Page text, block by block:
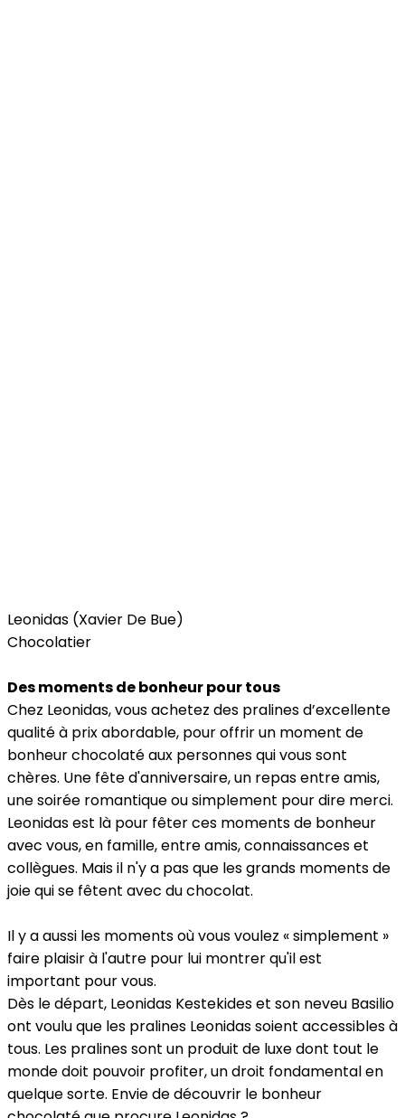
Leonidas (Xavier De Bue)
Chocolatier
Des moments de bonheur pour tous
Chez Leonidas, vous achetez des pralines d’excellente
qualité à prix abordable, pour offrir un moment de
bonheur chocolaté aux personnes qui vous sont
chères. Une fête d'anniversaire, un repas entre amis,
une soirée romantique ou simplement pour dire merci.
Leonidas est là pour fêter ces moments de bonheur
avec vous, en famille, entre amis, connaissances et
collègues. Mais il n'y a pas que les grands moments de
joie qui se fêtent avec du chocolat.
Il y a aussi les moments où vous voulez « simplement »
faire plaisir à l'autre pour lui montrer qu'il est
important pour vous.
Dès le départ, Leonidas Kestekides et son neveu Basilio
ont voulu que les pralines Leonidas soient accessibles à
tous. Les pralines sont un produit de luxe dont tout le
monde doit pouvoir profiter, un droit fondamental en
quelque sorte. Envie de découvrir le bonheur